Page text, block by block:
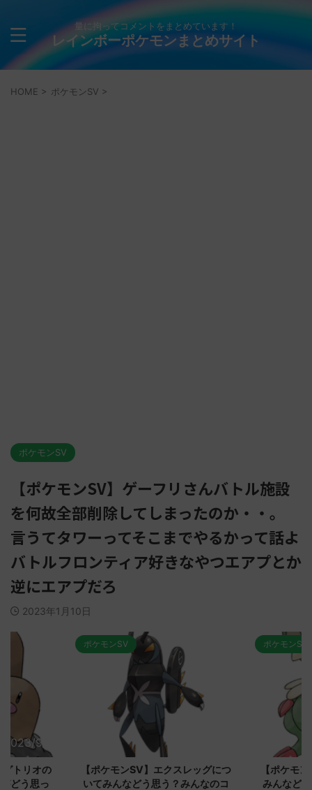
量に拘ってコメントをまとめています！
レインボーポケモンまとめサイト
HOME > ポケモンSV >
ポケモンSV
【ポケモンSV】ゲーフリさんバトル施設
を何故全部削除してしまったのか・・。
言うてタワーってそこまでやるかって話よ
バトルフロンティア好きなやつエアプとか
逆にエアプだろ
2023年1月10日
2023/9/8
トリオの
どう思っ
ポケモンSV
【ポケモンSV】エクスレッグにつ
いてみんなどう思う？みんなのコ
ポケモンSV
【ポケモ
みんなど